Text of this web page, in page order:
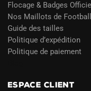
Flocage & Badges
Nos Maillots de Football
Guide des tailles
Politique d’expédition
Politique de paiement
ESPACE CLIENT